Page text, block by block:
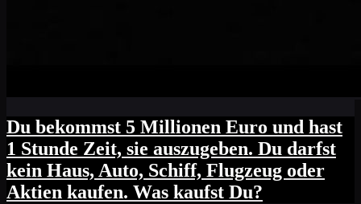
Du bekommst 5 Millionen Euro und hast
1 Stunde Zeit, sie auszugeben. Du darfst
kein Haus, Auto, Schiff, Flugzeug oder
Aktien kaufen. Was kaufst Du?